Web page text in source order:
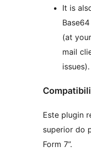
It is
(at
mail
issues).
Este plugin
superior do
Form 7”.